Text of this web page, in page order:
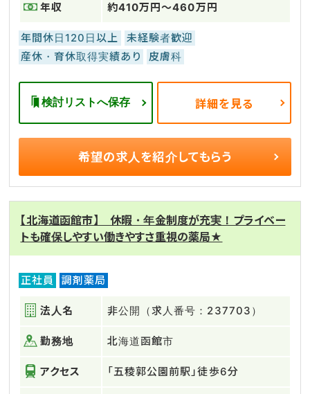
年収 約410万円～460万円
年間休日120日以上
未経験者歓迎
産休・育休取得実績あり
皮膚科
検討リストへ保存 詳細を見る
希望の求人を紹介してもらう
【北海道函館市】 休暇・年金制度が充実！プライベー
トも確保しやすい働きやすさ重視の薬局★
正社員 調剤薬局
法人名 非公開（求人番号：237703）
勤務地 北海道函館市
アクセス 「五稜郭公園前駅」徒歩6分